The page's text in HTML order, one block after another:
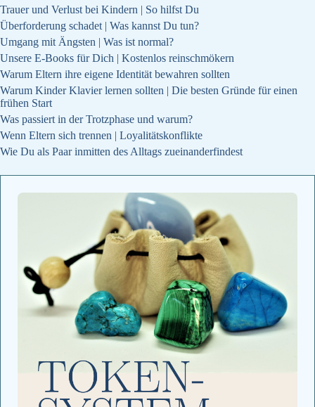
Trauer und Verlust bei Kindern | So hilfst Du
Überforderung schadet | Was kannst Du tun?
Umgang mit Ängsten | Was ist normal?
Unsere E-Books für Dich | Kostenlos reinschmökern
Warum Eltern ihre eigene Identität bewahren sollten
Warum Kinder Klavier lernen sollten | Die besten Gründe für einen
frühen Start
Was passiert in der Trotzphase und warum?
Wenn Eltern sich trennen | Loyalitätskonflikte
Wie Du als Paar inmitten des Alltags zueinanderfindest